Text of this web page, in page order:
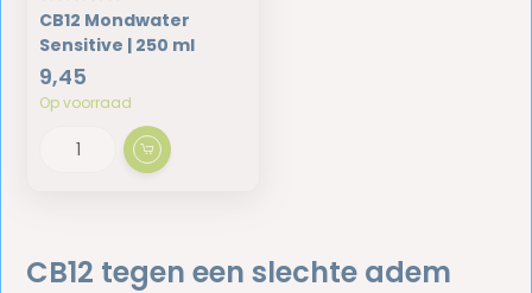
CB12 Mondwater
Sensitive | 250 ml
9,45
Op voorraad
CB12 tegen een slechte adem